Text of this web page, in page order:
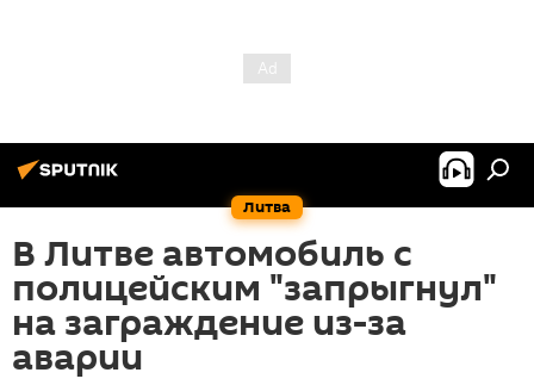
Литва
В Литве автомобиль с
полицейским "запрыгнул"
на заграждение из-за
аварии